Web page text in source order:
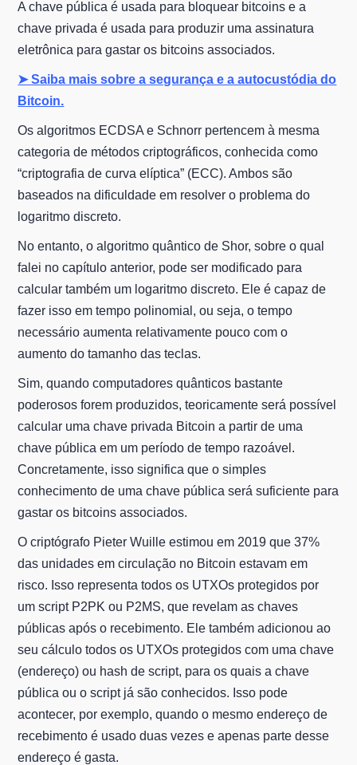
A chave pública é usada para bloquear bitcoins e a
chave privada é usada para produzir uma assinatura
eletrônica para gastar os bitcoins associados.
➤ Saiba mais sobre a segurança e a autocustódia do
Bitcoin.
Os algoritmos ECDSA e Schnorr pertencem à mesma
categoria de métodos criptográficos, conhecida como
“criptografia de curva elíptica” (ECC). Ambos são
baseados na dificuldade em resolver o problema do
logaritmo discreto.
No entanto, o algoritmo quântico de Shor, sobre o qual
falei no capítulo anterior, pode ser modificado para
calcular também um logaritmo discreto. Ele é capaz de
fazer isso em tempo polinomial, ou seja, o tempo
necessário aumenta relativamente pouco com o
aumento do tamanho das teclas.
Sim, quando computadores quânticos bastante
poderosos forem produzidos, teoricamente será possível
calcular uma chave privada Bitcoin a partir de uma
chave pública em um período de tempo razoável.
Concretamente, isso significa que o simples
conhecimento de uma chave pública será suficiente para
gastar os bitcoins associados.
O criptógrafo Pieter Wuille estimou em 2019 que 37%
das unidades em circulação no Bitcoin estavam em
risco. Isso representa todos os UTXOs protegidos por
um script P2PK ou P2MS, que revelam as chaves
públicas após o recebimento. Ele também adicionou ao
seu cálculo todos os UTXOs protegidos com uma chave
(endereço) ou hash de script, para os quais a chave
pública ou o script já são conhecidos. Isso pode
acontecer, por exemplo, quando o mesmo endereço de
recebimento é usado duas vezes e apenas parte desse
endereço é gasta.